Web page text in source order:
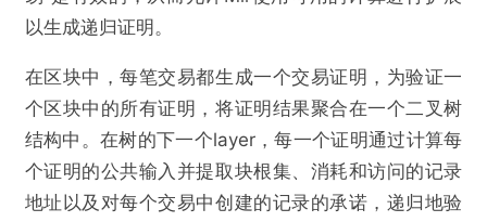
以生成递归证明。
在区块中，每笔交易都生成一个交易证明，为验证一
个区块中的所有证明，将证明结果聚合在一个二叉树
结构中。在树的下一个layer，每一个证明通过计算每
个证明的公共输入并提取块根集、消耗和访问的记录
地址以及对每个交易中创建的记录的承诺，递归地验